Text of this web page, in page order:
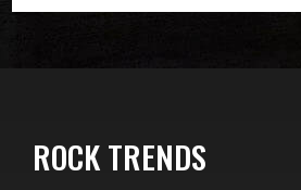
ROCK TRENDS